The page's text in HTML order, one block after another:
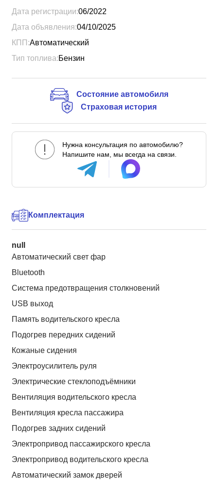
Дата регистрации:06/2022
Дата объявления:04/10/2025
КПП:Автоматический
Тип топлива:Бензин
Состояние автомобиля
Страховая история
Нужна консультация по автомобилю?
Напишите нам, мы всегда на связи.
Комплектация
null
Автоматический свет фар
Bluetooth
Система предотвращения столкновений
USB выход
Память водительского кресла
Подогрев передних сидений
Кожаные сидения
Электроусилитель руля
Электрические стеклоподъёмники
Вентиляция водительского кресла
Вентиляция кресла пассажира
Подогрев задних сидений
Электропривод пассажирского кресла
Электропривод водительского кресла
Автоматический замок дверей